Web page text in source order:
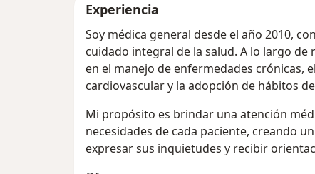
Experiencia
Soy médica general desde el año 2010,
cuidado integral de la salud. A lo largo
en el manejo de enfermedades crónicas,
cardiovascular y la adopción de hábitos
Mi propósito es brindar una atención
necesidades de cada paciente, creando
expresar sus inquietudes y recibir